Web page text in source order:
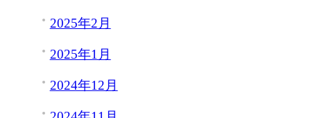
2025年2月
2025年1月
2024年12月